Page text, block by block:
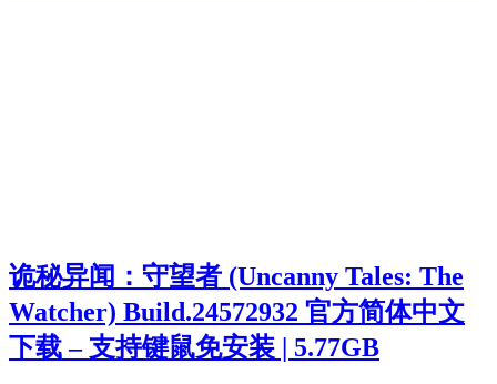
诡秘异闻：守望者 (Uncanny Tales: The
Watcher) Build.24572932 官方简体中文
下载 – 支持键鼠免安装 | 5.77GB